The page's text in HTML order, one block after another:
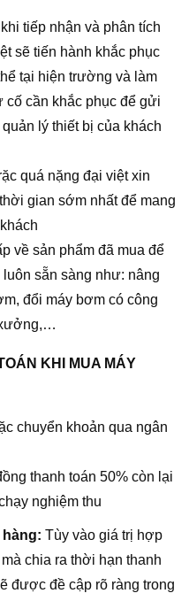
tiếp nhận và phân tích
sẽ tiến hành khắc phục
tại hiện trường và làm
cố cần khắc phục để gửi
lý thiết bị của khách
quá nặng đại việt xin
gian sớm nhất để mang
về sản phẩm đã mua để
sẵn sàng như: nâng
đổi máy bơm có công
KHI MUA MÁY
chuyển khoản qua ngân
thanh toán 50% còn lại
nghiệm thu
Tùy vào giá trị hợp
chia ra thời hạn thanh
được đề cập rõ ràng trong